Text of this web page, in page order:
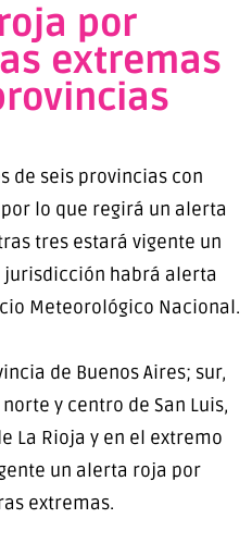
por
extremas
de seis provincias con
lo que regirá un alerta
tres estará vigente un
habrá alerta
Meteorológico Nacional.
de Buenos Aires; sur,
y centro de San Luis,
La Rioja y en el extremo
un alerta roja por
extremas.